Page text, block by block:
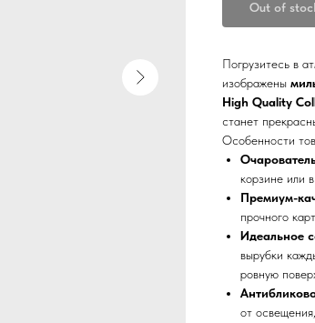
Out of
Погрузитесь в
изображены
High Quality
станет
Особенности
корзине или
Премиум-
прочного
Идеальное
вырубки
ровную
от